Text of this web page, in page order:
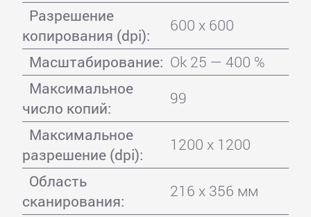
Разрешение
копирования (dpi):
600 x 600
Масштабирование: Ok 25 — 400 %
Максимальное
число копий:
99
Максимальное
разрешение (dpi):
1200 x 1200
Область
сканирования:
216 x 356 мм